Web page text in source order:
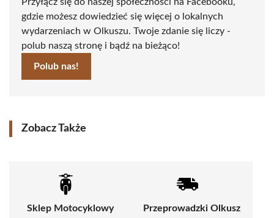
gdzie możesz dowiedzieć się więcej o lokalnych
wydarzeniach w Olkuszu. Twoje zdanie się liczy -
polub naszą stronę i bądź na bieżąco!
Polub nas!
Zobacz Także
Sklep Motocyklowy
Przeprowadzki Olkusz